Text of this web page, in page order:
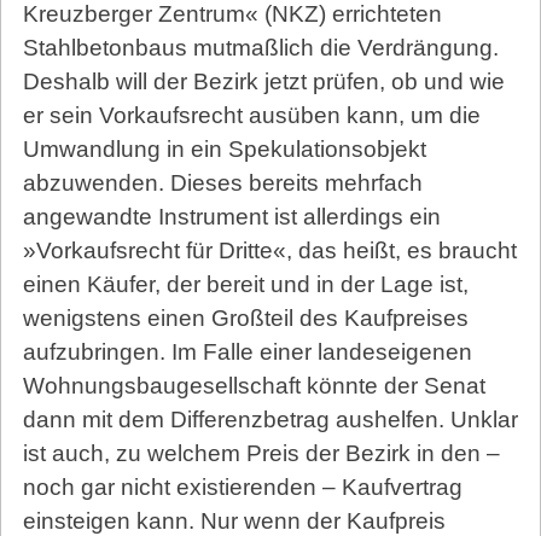
Kreuzberger Zentrum« (NKZ) errichteten
Stahlbetonbaus mutmaßlich die Verdrängung.
Deshalb will der Bezirk jetzt prüfen, ob und wie
er sein Vorkaufsrecht ausüben kann, um die
Umwandlung in ein Spe­ku­la­tions­objekt
abzuwenden. Dieses bereits mehrfach
angewandte Instrument ist allerdings ein
»Vorkaufsrecht für Dritte«, das heißt, es braucht
einen Käufer, der bereit und in der Lage ist,
wenigstens einen Großteil des Kaufpreises
aufzubringen. Im Falle einer landeseigenen
Wohnungsbaugesellschaft könnte der Senat
dann mit dem Differenzbetrag aushelfen. Unklar
ist auch, zu welchem Preis der Bezirk in den –
noch gar nicht existierenden – Kaufvertrag
einsteigen kann. Nur wenn der Kaufpreis